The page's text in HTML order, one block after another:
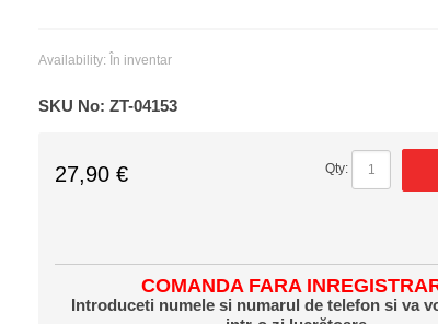
Availability: În inventar
SKU No:ZT-04153
27,90 € Qty:
COMANDA FARA
Introduceti numele si numarul de telefon si va